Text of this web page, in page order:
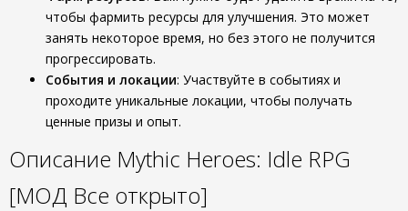
чтобы фармить ресурсы для улучшения. Это может
занять некоторое время, но без этого не получится
прогрессировать.
События и локации: Участвуйте в событиях и
проходите уникальные локации, чтобы получать
ценные призы и опыт.
Описание Mythic Heroes: Idle RPG
[МОД Все открыто]